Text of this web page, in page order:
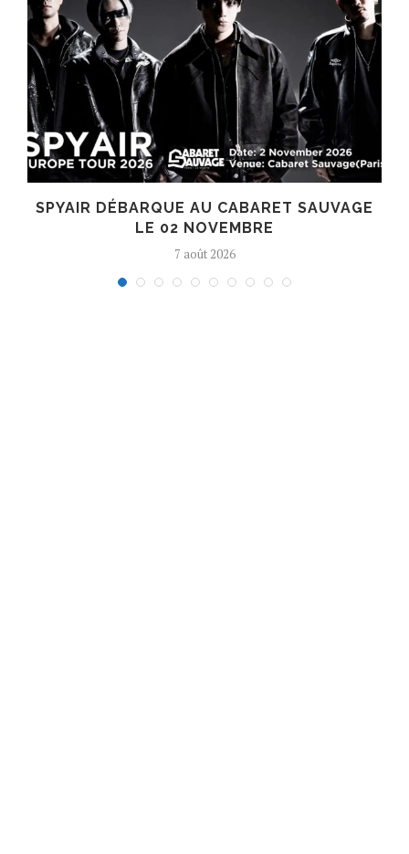
SPYAIR DÉBARQUE AU CABARET SAUVAGE
LE 02 NOVEMBRE
7 août 2026